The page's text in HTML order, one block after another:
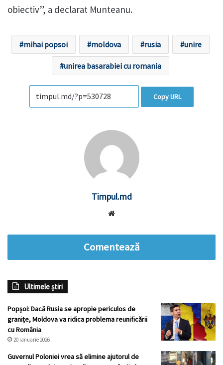
obiectiv”, a declarat Munteanu.
mihai popsoi moldova rusia unire
unirea basarabiei cu romania
Copy URL
Timpul.md
Comentează
Ultimele știri
Popșoi: Dacă Rusia se apropie periculos de
granițe, Moldova va ridica problema reunificării
cu România
20 ianuarie 2026
Guvernul Poloniei vrea să elimine ajutorul de